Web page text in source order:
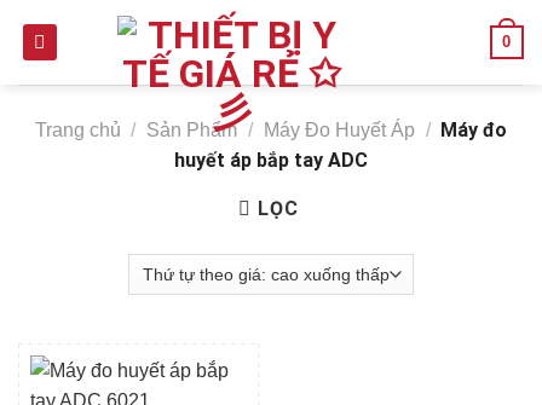
0
Trang chủ / Sản Phẩm / Máy Đo Huyết Áp / Máy đo
huyết áp bắp tay ADC
LỌC